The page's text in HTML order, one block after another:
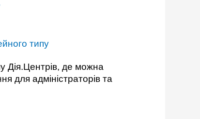
типу
Дія.Центрів, де можна
для адміністраторів та